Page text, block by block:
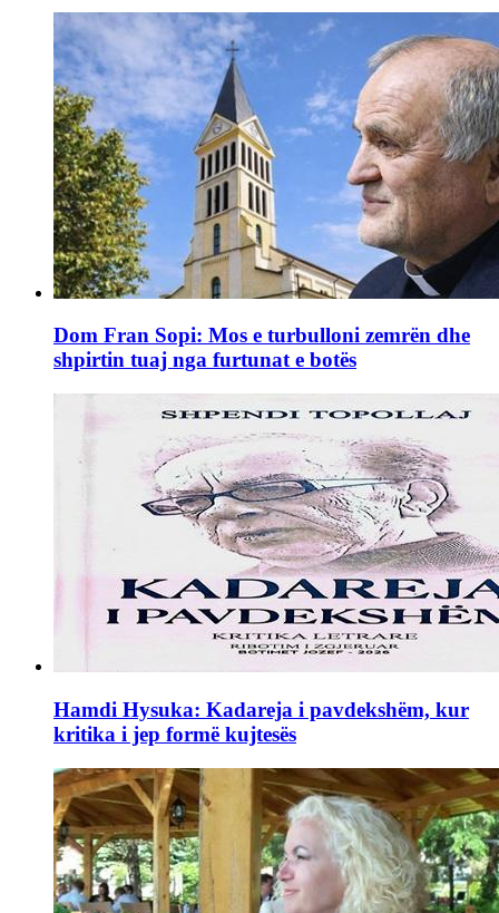
Dom Fran Sopi: Mos e turbulloni zemrën dhe
shpirtin tuaj nga furtunat e botës
Hamdi Hysuka: Kadareja i pavdekshëm, kur
kritika i jep formë kujtesës